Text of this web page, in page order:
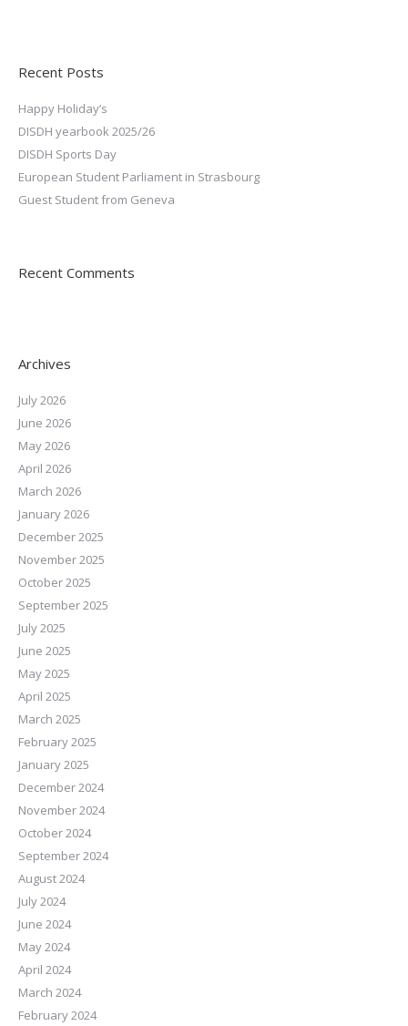
Recent Posts
Happy Holiday’s
DISDH yearbook 2025/26
DISDH Sports Day
European Student Parliament in Strasbourg
Guest Student from Geneva
Recent Comments
Archives
July 2026
June 2026
May 2026
April 2026
March 2026
January 2026
December 2025
November 2025
October 2025
September 2025
July 2025
June 2025
May 2025
April 2025
March 2025
February 2025
January 2025
December 2024
November 2024
October 2024
September 2024
August 2024
July 2024
June 2024
May 2024
April 2024
March 2024
February 2024